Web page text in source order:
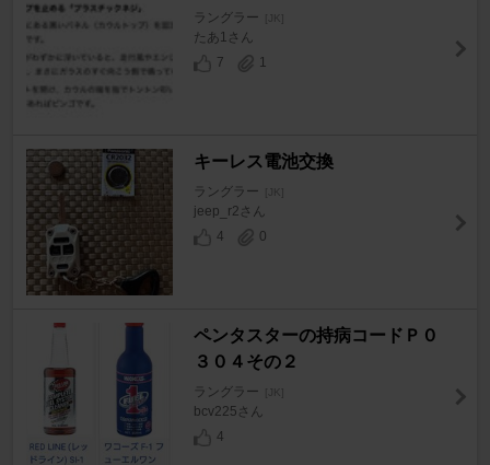
ラングラー [JK]
たあ1さん
7
1
キーレス電池交換
ラングラー [JK]
jeep_r2さん
4
0
ペンタスターの持病コードＰ０
３０４その２
ラングラー [JK]
bcv225さん
4